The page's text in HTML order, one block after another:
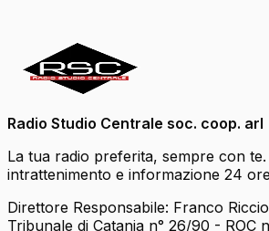
Radio Studio Centrale soc. coop. arl
La tua radio preferita, sempre con
intrattenimento e informazione 24
Direttore Responsabile: Franco
Tribunale di Catania n° 26/90 - ROC